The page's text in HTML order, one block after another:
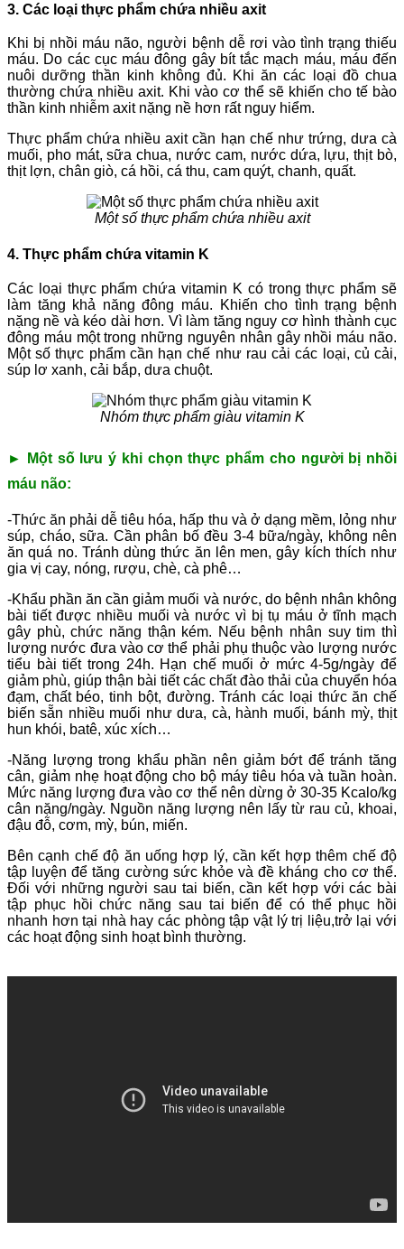
3. Các loại thực phẩm chứa nhiều axit
Khi bị nhồi máu não, người bệnh dễ rơi vào tình trạng thiếu
máu. Do các cục máu đông gây bít tắc mạch máu, máu đến
nuôi dưỡng thần kinh không đủ. Khi ăn các loại đồ chua
thường chứa nhiều axit. Khi vào cơ thể sẽ khiến cho tế bào
thần kinh nhiễm axit nặng nề hơn rất nguy hiểm.
Thực phẩm chứa nhiều axit cần hạn chế như trứng, dưa cà
muối, pho mát, sữa chua, nước cam, nước dứa, lựu, thịt bò,
thịt lợn, chân giò, cá hồi, cá thu, cam quýt, chanh, quất.
Một số thực phẩm chứa nhiều axit
4. Thực phẩm chứa vitamin K
Các loại thực phẩm chứa vitamin K có trong thực phẩm sẽ
làm tăng khả năng đông máu. Khiến cho tình trạng bệnh
nặng nề và kéo dài hơn. Vì làm tăng nguy cơ hình thành cục
đông máu một trong những nguyên nhân gây nhồi máu não.
Một số thực phẩm cần hạn chế như rau cải các loại, củ cải,
súp lơ xanh, cải bắp, dưa chuột.
Nhóm thực phẩm giàu vitamin K
► Một số lưu ý khi chọn thực phẩm cho người bị nhồi
máu não:
-Thức ăn phải dễ tiêu hóa, hấp thu và ở dạng mềm, lỏng như
súp, cháo, sữa. Cần phân bố đều 3-4 bữa/ngày, không nên
ăn quá no. Tránh dùng thức ăn lên men, gây kích thích như
gia vị cay, nóng, rượu, chè, cà phê…
-Khẩu phần ăn cần giảm muối và nước, do bệnh nhân không
bài tiết được nhiều muối và nước vì bị tụ máu ở tĩnh mạch
gây phù, chức năng thận kém. Nếu bệnh nhân suy tim thì
lượng nước đưa vào cơ thể phải phụ thuộc vào lượng nước
tiểu bài tiết trong 24h. Hạn chế muối ở mức 4-5g/ngày để
giảm phù, giúp thận bài tiết các chất đào thải của chuyển hóa
đạm, chất béo, tinh bột, đường. Tránh các loại thức ăn chế
biến sẵn nhiều muối như dưa, cà, hành muối, bánh mỳ, thịt
hun khói, batê, xúc xích…
-Năng lượng trong khẩu phần nên giảm bớt để tránh tăng
cân, giảm nhẹ hoạt động cho bộ máy tiêu hóa và tuần hoàn.
Mức năng lượng đưa vào cơ thể nên dừng ở 30-35 Kcalo/kg
cân nặng/ngày. Nguồn năng lượng nên lấy từ rau củ, khoai,
đậu đỗ, cơm, mỳ, bún, miến.
Bên cạnh chế độ ăn uống hợp lý, cần kết hợp thêm chế độ
tập luyện để tăng cường sức khỏe và đề kháng cho cơ thể.
Đối với những người sau tai biến, cần kết hợp với các bài
tập phục hồi chức năng sau tai biến để có thể phục hồi
nhanh hơn tại nhà hay các phòng tập vật lý trị liệu,trở lại với
các hoạt động sinh hoạt bình thường.